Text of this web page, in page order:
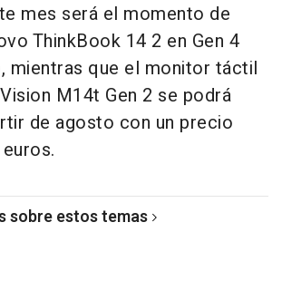
mes será el momento de
ThinkBook 14 2 en Gen 4
mientras que el monitor táctil
M14t Gen 2 se podrá
de agosto con un precio
sobre estos temas